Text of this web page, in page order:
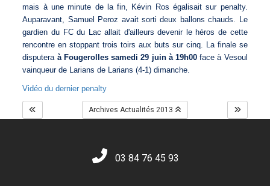
mais à une minute de la fin, Kévin Ros égalisait sur penalty.
Auparavant, Samuel Peroz avait sorti deux ballons chauds. Le
gardien du FC du Lac allait d'ailleurs devenir le héros de cette
rencontre en stoppant trois toirs aux buts sur cinq. La finale se
disputeraà Fougerolles samedi 29 juin à 19h00face à Vesoul
vainqueur de Larians de Larians (4-1) dimanche.
Vidéo du dernier penalty
Archives Actualités 2013
03 84 76 45 93